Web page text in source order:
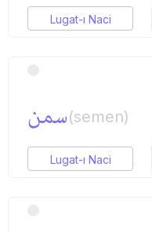
Lugat-ı Naci
سمن(semen)
Lugat-ı Naci